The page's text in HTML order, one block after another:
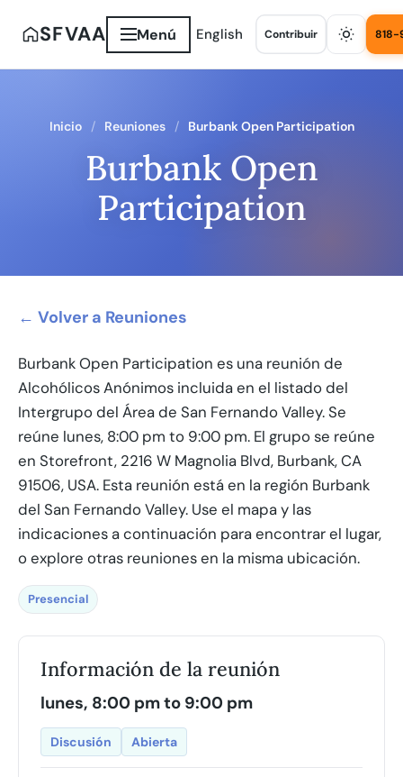
SFVAA Menú English Contribuir 818-
Inicio Reuniones Burbank Open Participation
Burbank Open
Participation
← Volver a Reuniones
Burbank Open Participation es una reunión de
Alcohólicos Anónimos incluida en el listado del
Intergrupo del Área de San Fernando Valley. Se
reúne lunes, 8:00 pm to 9:00 pm. El grupo se reúne
en Storefront, 2216 W Magnolia Blvd, Burbank, CA
91506, USA. Esta reunión está en la región Burbank
del San Fernando Valley. Use el mapa y las
indicaciones a continuación para encontrar el lugar,
o explore otras reuniones en la misma ubicación.
Presencial
Información de la reunión
lunes, 8:00 pm to 9:00 pm
Discusión Abierta